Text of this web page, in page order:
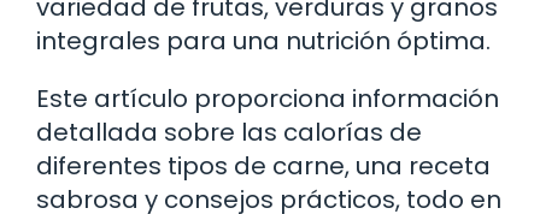
variedad de frutas, verduras y granos
integrales para una nutrición óptima.
Este artículo proporciona información
detallada sobre las calorías de
diferentes tipos de carne, una receta
sabrosa y consejos prácticos, todo en